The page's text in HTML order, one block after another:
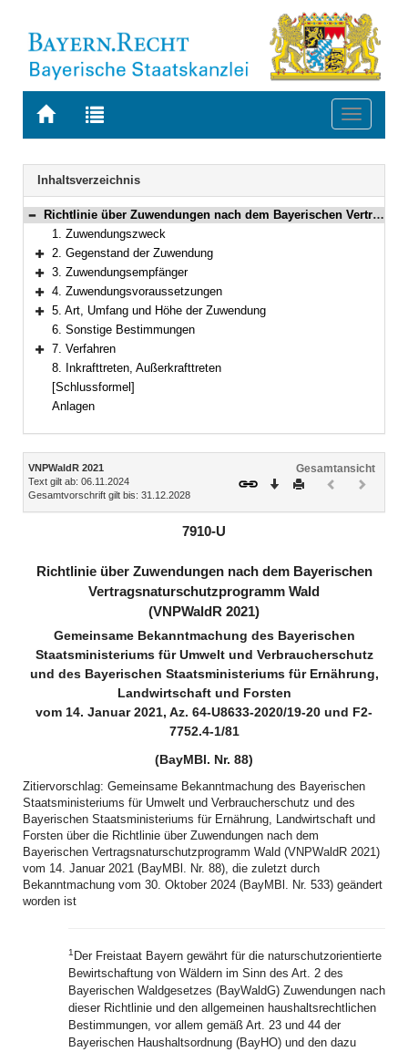
Zur
BAYERN.RECHT
Zur
letzten
Suche
Toggle
Navigation
Inhaltsverzeichnis
Bereich reduzieren
Richtlinie über Zuwendungen nach dem Bayerischen Vertragsnaturschutzprogramm Wald
1. Zuwendungszweck
Bereich erweitern
2. Gegenstand der Zuwendung
Bereich erweitern
3. Zuwendungsempfänger
Bereich erweitern
4. Zuwendungsvoraussetzungen
Bereich erweitern
5. Art, Umfang und Höhe der Zuwendung
6. Sonstige Bestimmungen
Bereich erweitern
7. Verfahren
8. Inkrafttreten, Außerkrafttreten
[Schlussformel]
Anlagen
Inhalt
VNPWaldR 2021
Text gilt ab: 06.11.2024
Gesamtvorschrift gilt bis: 31.12.2028
Gesamtansicht
Download
DruckenVorheriges
(inaktiv)(inaktiv)
7910-U
Richtlinie über Zuwendungen nach dem Bayerischen
Vertragsnaturschutzprogramm Wald
(VNPWaldR 2021)
Gemeinsame Bekanntmachung des Bayerischen
Staatsministeriums für Umwelt und Verbraucherschutz
und des Bayerischen Staatsministeriums für Ernährung,
Landwirtschaft und Forsten
vom 14. Januar 2021, Az. 64-U8633-2020/19-20 und F2-
7752.4-1/81
(BayMBl. Nr. 88)
Zitiervorschlag: Gemeinsame Bekanntmachung des Bayerischen
Staatsministeriums für Umwelt und Verbraucherschutz und des
Bayerischen Staatsministeriums für Ernährung, Landwirtschaft und
Forsten über die Richtlinie über Zuwendungen nach dem
Bayerischen Vertragsnaturschutzprogramm Wald (VNPWaldR 2021)
vom 14. Januar 2021 (BayMBl. Nr. 88), die zuletzt durch
Bekanntmachung vom 30. Oktober 2024 (BayMBl. Nr. 533) geändert
worden ist
1 Der Freistaat Bayern gewährt für die naturschutzorientierte
Bewirtschaftung von Wäldern im Sinn des Art. 2 des
Bayerischen Waldgesetzes (BayWaldG) Zuwendungen nach
dieser Richtlinie und den allgemeinen haushaltsrechtlichen
Bestimmungen, vor allem gemäß Art. 23 und 44 der
Bayerischen Haushaltsordnung (BayHO) und den dazu